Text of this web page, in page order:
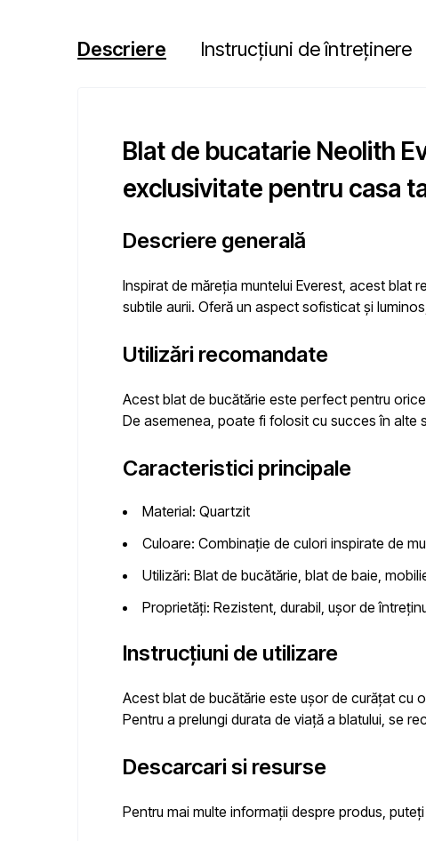
Descriere Instrucțiuni de întreținere
Blat de bucatarie Neolith
exclusivitate pentru casa
Descriere generală
Inspirat de măreția muntelui Everest, acest blat
subtile aurii. Oferă un aspect sofisticat și luminos
Utilizări recomandate
Acest blat de bucătărie este perfect pentru
De asemenea, poate fi folosit cu succes în alte
Caracteristici principale
Material: Quartzit
Culoare: Combinație de culori inspirate de
Utilizări: Blat de bucătărie, blat de baie,
Proprietăți: Rezistent, durabil, ușor de
Instrucțiuni de utilizare
Acest blat de bucătărie este ușor de curățat cu
Pentru a prelungi durata de viață a blatului, se
Descarcari si resurse
Pentru mai multe informații despre produs,